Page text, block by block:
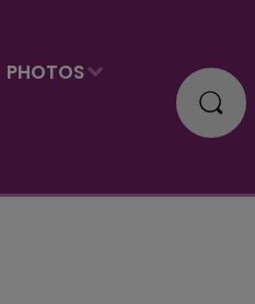
PHOTOS